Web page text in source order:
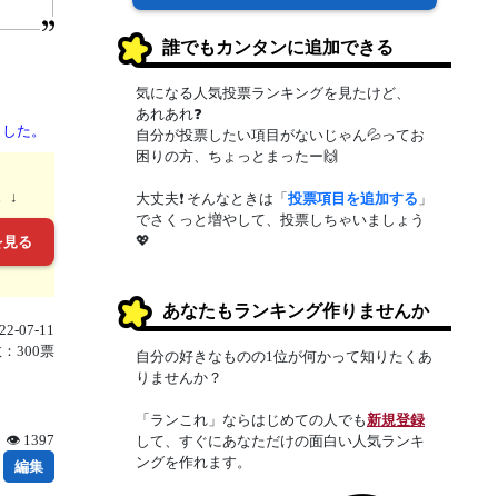
た。
↓
る
07-11
300票
👁 1397
編集
誰でもカンタンに追加できる
気になる人気投票ランキングを見たけど、
あれあれ❓
自分が投票したい項目がないじゃん💦ってお
困りの方、ちょっとまったー🙌
大丈夫❗ そんなときは「投票項目を追加する 」
でさくっと増やして、投票しちゃいましょう
💖
あなたもランキング作りませんか
自分の好きなものの1位が何かって知りたくあ
りませんか？
「ランこれ」ならはじめての人でも新規登録
して、すぐにあなただけの面白い人気ランキ
ングを作れます。